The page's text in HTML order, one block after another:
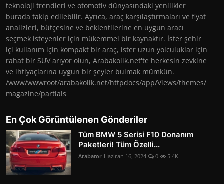
teknoloji trendleri ve otomotiv dünyasındaki yenilikler
burada takip edilebilir. Ayrıca, araç karşılaştırmaları ve fiyat
analizleri, bütçesine ve beklentilerine en uygun aracı
seçmek isteyenler için mükemmel bir kaynaktır. İster şehir
içi kullanım için kompakt bir araç, ister uzun yolculuklar için
rahat bir SUV arıyor olun, Arabakolik.net'te herkesin zevkine
ve ihtiyaçlarına uygun bir şeyler bulmak mümkün.
/www/wwwroot/arabakolik.net/httpdocs/app/Views/themes/
magazine/partials
En Çok Görüntülenen Gönderiler
Tüm BMW 5 Serisi F10 Donanım
Paketleri! Tüm Özelli...
Arabator Haziran 16, 2024 0 5.4K